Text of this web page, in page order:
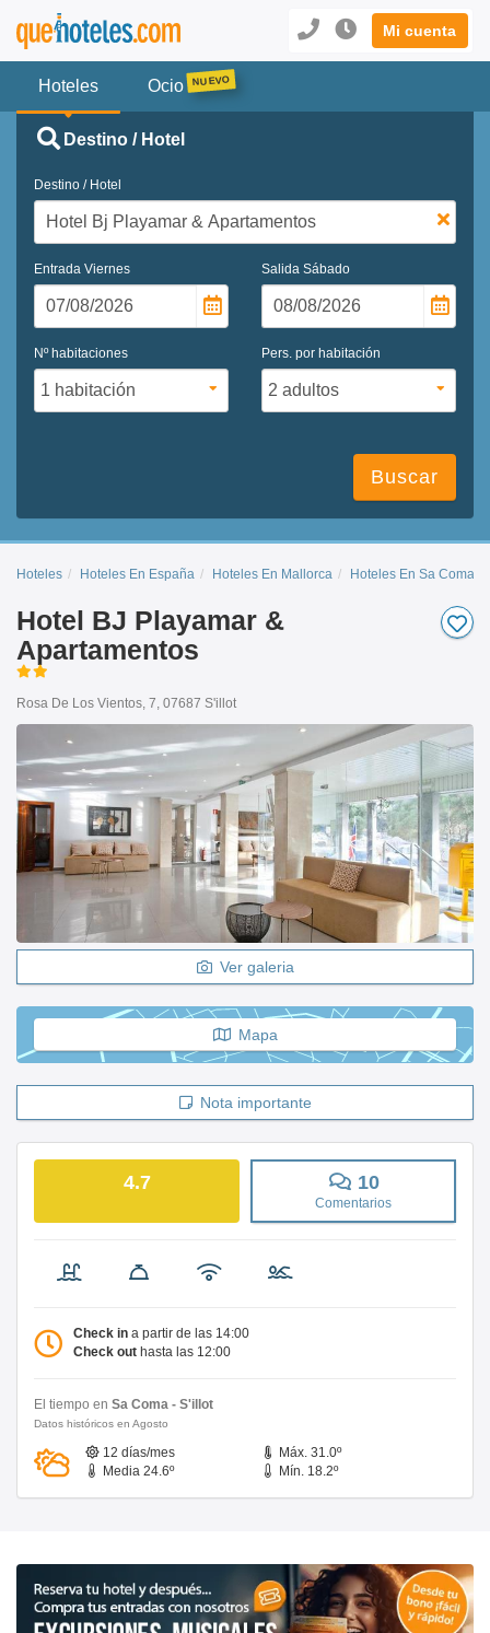
Mi cuenta
Hoteles Ocio
Destino / Hotel
Destino / Hotel
Entrada Viernes Salida Sábado
Nº habitaciones Pers. por habitación
Buscar
Hoteles Hoteles En España Hoteles En Mallorca Hoteles En Sa Coma -
Hotel BJ Playamar &
Apartamentos
Rosa De Los Vientos, 7, 07687 S'illot
Ver galeria
Mapa
Nota importante
4.7 10
Comentarios
Check in a partir de las 14:00
Check out hasta las 12:00
El tiempo en Sa Coma - S'illot
Datos históricos en Agosto
12 días/mes
Máx. 31.0º
Media 24.6º
Mín. 18.2º